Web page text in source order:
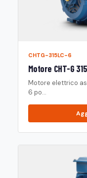
CHTG-315LC-6
Motore CHT-G
Motore elettrico
6 po...